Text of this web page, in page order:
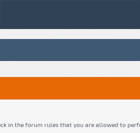
in the forum rules that you are allowed to